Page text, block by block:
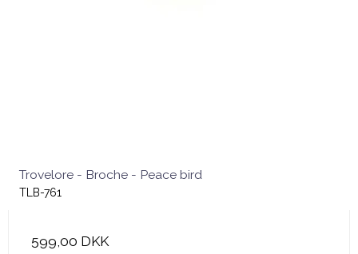
Trovelore - Broche - Peace bird
TLB-761
599,00 DKK